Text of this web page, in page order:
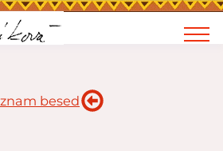
besed